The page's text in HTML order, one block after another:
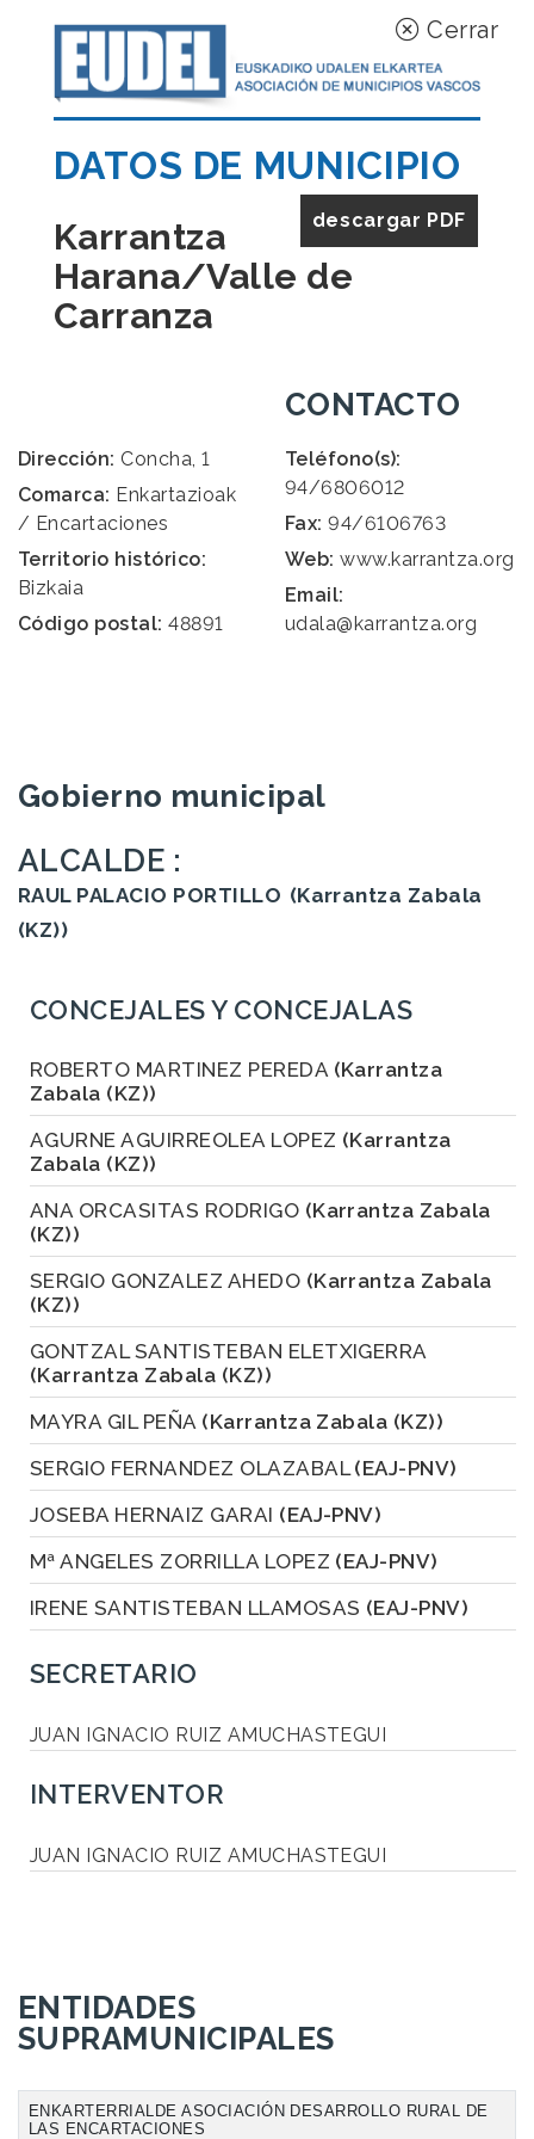
Cerrar
DATOS DE MUNICIPIO
descargar PDF
Karrantza
Harana/Valle de
Carranza
Dirección: Concha, 1
Comarca: Enkartazioak
/ Encartaciones
Territorio histórico:
Bizkaia
Código postal: 48891
CONTACTO
Teléfono(s):
94/6806012
Fax: 94/6106763
Web: www.karrantza.org
Email:
udala@karrantza.org
Gobierno municipal
ALCALDE :
RAUL PALACIO PORTILLO (Karrantza Zabala
(KZ))
CONCEJALES Y CONCEJALAS
ROBERTO MARTINEZ PEREDA (Karrantza
Zabala (KZ))
AGURNE AGUIRREOLEA LOPEZ (Karrantza
Zabala (KZ))
ANA ORCASITAS RODRIGO (Karrantza Zabala
(KZ))
SERGIO GONZALEZ AHEDO (Karrantza Zabala
(KZ))
GONTZAL SANTISTEBAN ELETXIGERRA
(Karrantza Zabala (KZ))
MAYRA GIL PEÑA (Karrantza Zabala (KZ))
SERGIO FERNANDEZ OLAZABAL (EAJ-PNV)
JOSEBA HERNAIZ GARAI (EAJ-PNV)
Mª ANGELES ZORRILLA LOPEZ (EAJ-PNV)
IRENE SANTISTEBAN LLAMOSAS (EAJ-PNV)
SECRETARIO
JUAN IGNACIO RUIZ AMUCHASTEGUI
INTERVENTOR
JUAN IGNACIO RUIZ AMUCHASTEGUI
ENTIDADES
SUPRAMUNICIPALES
ENKARTERRIALDE ASOCIACIÓN DESARROLLO RURAL DE
LAS ENCARTACIONES